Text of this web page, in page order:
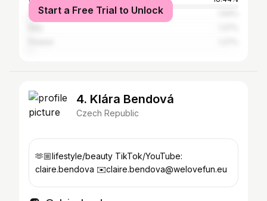
United States
Start a Free Trial to Unlock
4. Klára Bendová
Czech Republic
🫶🏼lifestyle/beauty TikTok/YouTube:
claire.bendova ✉️claire.bendova@welovefun.eu